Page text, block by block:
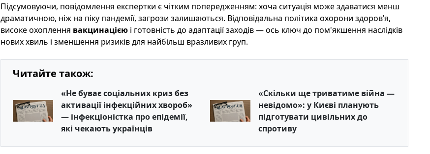
Підсумовуючи, повідомлення експертки є чітким попередженням: хоча ситуація може здаватися менш
драматичною, ніж на піку пандемії, загрози залишаються. Відповідальна політика охорони здоров’я,
високе охоплення вакцинацієюі готовність до адаптації заходів — ось ключ до пом'якшення наслідків
нових хвиль і зменшення ризиків для найбільш вразливих груп.
Читайте також:
«Не буває соціальних криз без
активації інфекційних хвороб»
— інфекціоністка про епідемії,
які чекають українців
«Скільки ще триватиме війна —
невідомо»: у Києві планують
підготувати цивільних до
спротиву